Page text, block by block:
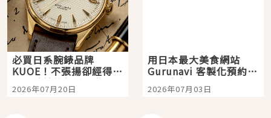
必買日系腕錶品牌
KUOE！不張揚卻經得起
時間洗鍊的經典之作五
選
2026年07月20日
用日本最大美食網站
Gurunavi 客製化預約九
大都市餐廳，打造專屬
美食體驗！
2026年07月03日